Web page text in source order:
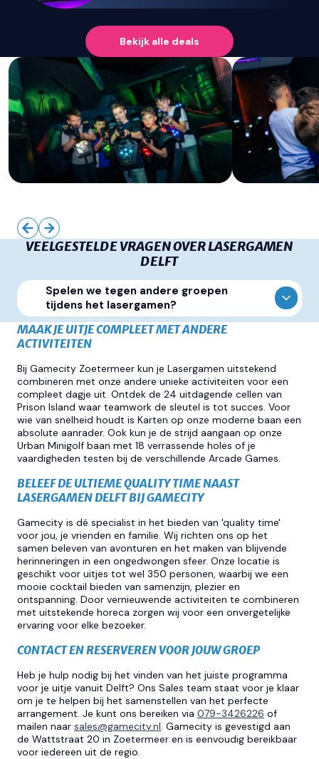
Bekijk alle deals
VEELGESTELDE VRAGEN OVER LASERGAMEN
DELFT
Spelen we tegen andere groepen
tijdens het lasergamen?
COMBINEER JE BEZOEK MET ANDERE
MAAK JE UITJE COMPLEET MET ANDERE
ACTIVITEITEN
Bij Gamecity Zoetermeer kun je Lasergamen uitstekend
combineren met onze andere unieke activiteiten voor een
compleet dagje uit. Ontdek de 24 uitdagende cellen van
Prison Island waar teamwork de sleutel is tot succes. Voor
wie van snelheid houdt is Karten op onze moderne baan een
absolute aanrader. Ook kun je de strijd aangaan op onze
Urban Minigolf baan met 18 verrassende holes of je
vaardigheden testen bij de verschillende Arcade Games.
BELEEF DE ULTIEME QUALITY TIME NAAST
LASERGAMEN DELFT BIJ GAMECITY
Gamecity is dé specialist in het bieden van 'quality time'
voor jou, je vrienden en familie. Wij richten ons op het
samen beleven van avonturen en het maken van blijvende
herinneringen in een ongedwongen sfeer. Onze locatie is
geschikt voor uitjes tot wel 350 personen, waarbij we een
mooie cocktail bieden van samenzijn, plezier en
ontspanning. Door vernieuwende activiteiten te combineren
met uitstekende horeca zorgen wij voor een onvergetelijke
ervaring voor elke bezoeker.
CONTACT EN RESERVEREN VOOR JOUW GROEP
Heb je hulp nodig bij het vinden van het juiste programma
voor je uitje vanuit Delft? Ons Sales team staat voor je klaar
om je te helpen bij het samenstellen van het perfecte
arrangement. Je kunt ons bereiken via 079-3426226 of
mailen naar sales@gamecity.nl. Gamecity is gevestigd aan
de Wattstraat 20 in Zoetermeer en is eenvoudig bereikbaar
voor iedereen uit de regio.